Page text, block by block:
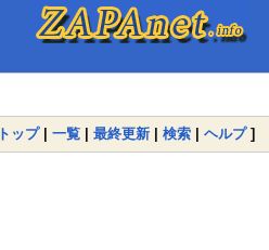
トップ| 一覧 | 最終更新 | 検索 | ヘルプ]